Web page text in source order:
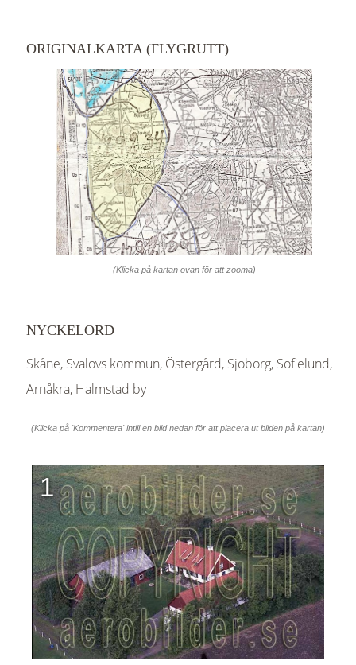
ORIGINALKARTA (FLYGRUTT)
(Klicka på kartan ovan för att zooma)
NYCKELORD
Skåne, Svalövs kommun, Östergård, Sjöborg, Sofielund,
Arnåkra, Halmstad by
(Klicka på 'Kommentera' intill en bild nedan för att placera ut bilden på kartan)
1